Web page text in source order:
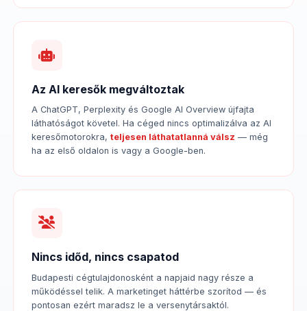
Az AI keresők megváltoztak
A ChatGPT, Perplexity és Google AI Overview újfajta
láthatóságot követel. Ha céged nincs optimalizálva az AI
keresőmotorokra, teljesen láthatatlanná válsz — még
ha az első oldalon is vagy a Google-ben.
Nincs időd, nincs csapatod
Budapesti cégtulajdonosként a napjaid nagy része a
működéssel telik. A marketinget háttérbe szorítod — és
pontosan ezért maradsz le a versenytársaktól.